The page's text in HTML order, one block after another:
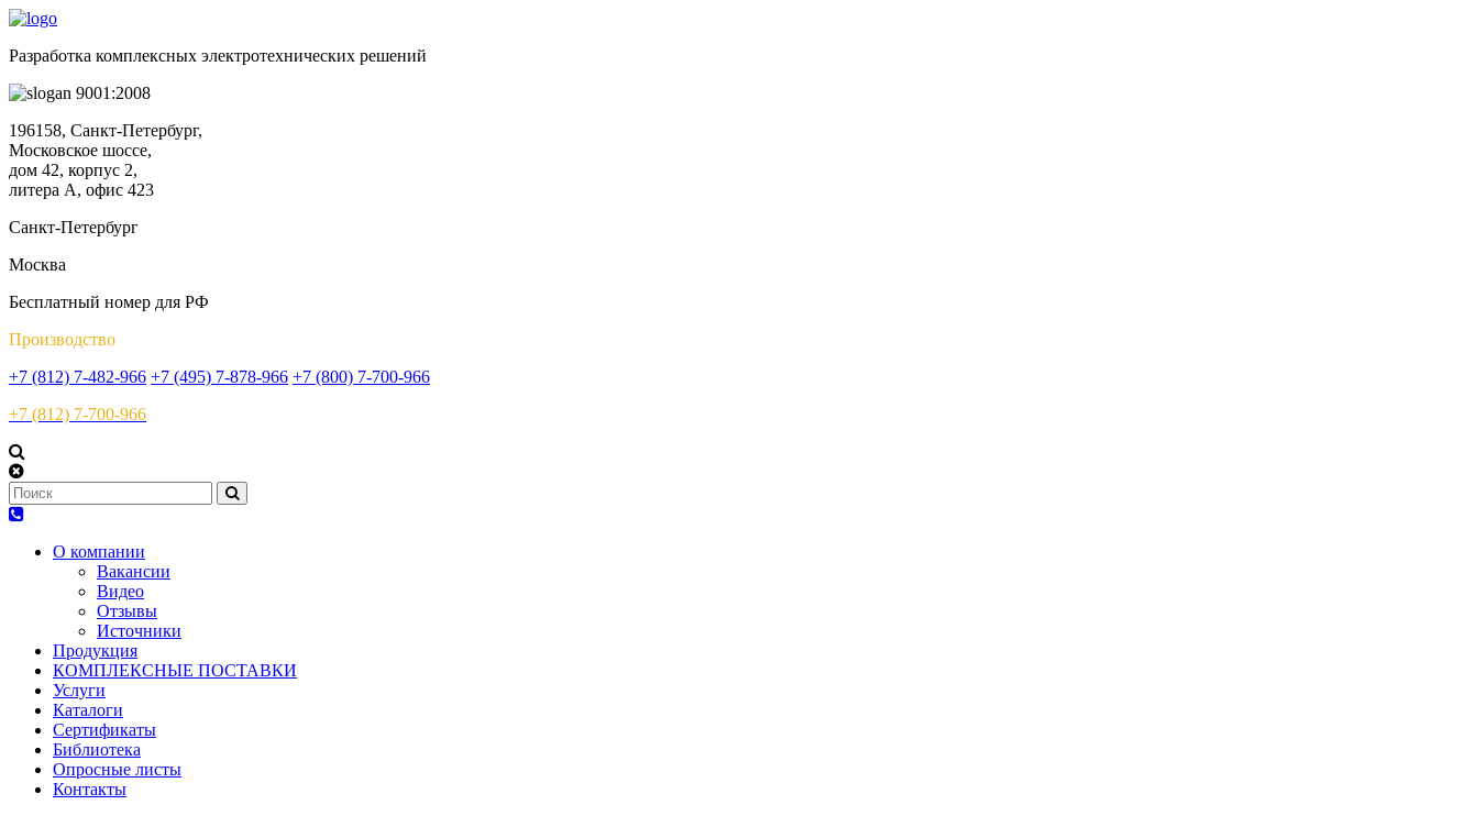
Разработка комплексных электротехнических решений
9001:2008
196158, Санкт-Петербург,
Московское шоссе,
дом 42, корпус 2,
литера А, офис 423
Санкт-Петербург
Москва
Бесплатный номер для РФ
Производство
+7 (812) 7-482-966 +7 (495) 7-878-966 +7 (800) 7-700-966
+7 (812) 7-700-966
О компании
Вакансии
Видео
Отзывы
Источники
Продукция
КОМПЛЕКСНЫЕ ПОСТАВКИ
Услуги
Каталоги
Сертификаты
Библиотека
Опросные листы
Контакты